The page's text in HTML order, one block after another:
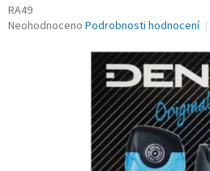
RA49
Průměrné
Neohodnoceno Podrobnosti hodnocení